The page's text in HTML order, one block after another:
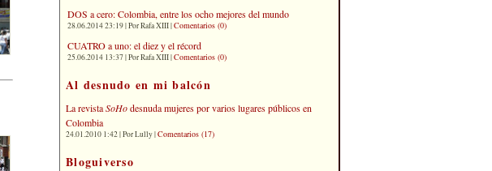
DOS a cero: Colombia, entre los ocho mejores del mundo
28.06.2014 23:19 | Por Rafa XIII |Comentarios (0)
CUATRO a uno: el diez y el récord
25.06.2014 13:37 | Por Rafa XIII |Comentarios (0)
Al desnudo en mi balcón
La revistaSoHodesnuda mujeres por varios lugares públicos en
Colombia
24.01.2010 1:42 | Por Lully |Comentarios (17)
Bloguiverso